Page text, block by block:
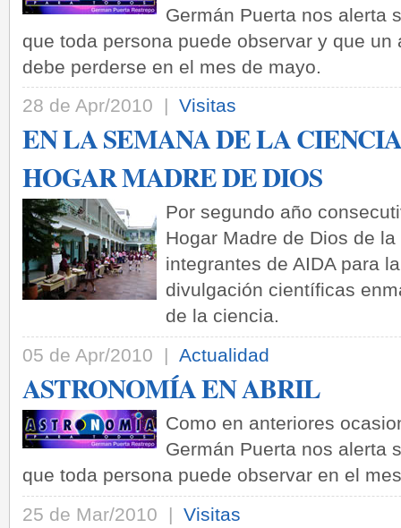
Germán Puerta nos alerta
que toda persona puede observar y que
debe perderse en el mes de mayo.
28 de Apr/2010 | Visitas
EN LA SEMANA DE LA
HOGAR MADRE DE DIOS
Por segundo año
Hogar Madre de Dios de
integrantes de AIDA para
divulgación científicas
de la ciencia.
05 de Apr/2010 | Actualidad
ASTRONOMÍA EN ABRIL
Como en anteriores
Germán Puerta nos alerta
que toda persona puede observar en el
25 de Mar/2010 | Visitas